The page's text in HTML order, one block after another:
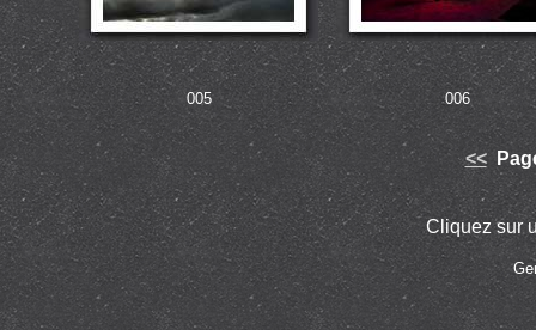
005 006
<<
Cliquez sur